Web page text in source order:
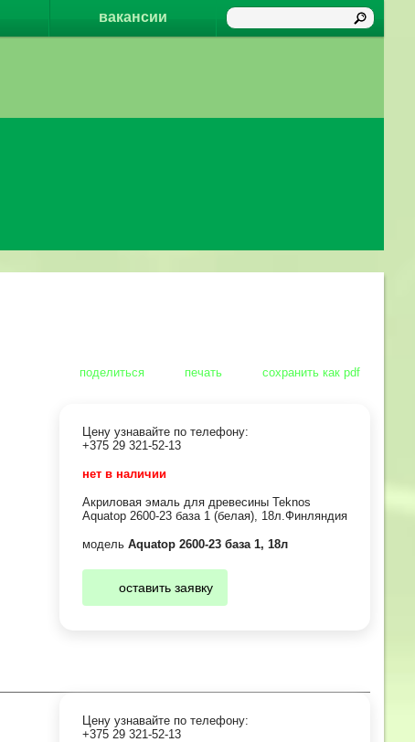
вакансии
поделиться печать сохранить как pdf
Цену узнавайте по телефону:
+375 29 321-52-13
нет в наличии
Акриловая эмаль для древесины Teknos
Aquatop 2600-23 база 1 (белая), 18л.Финляндия
модель Aquatop 2600-23 база 1, 18л
оставить заявку
Цену узнавайте по телефону:
+375 29 321-52-13